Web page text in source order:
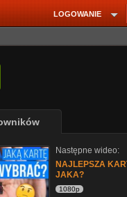
LOGOWANIE
Następne wideo:
NAJLEPSZA
JAKA?
1080p